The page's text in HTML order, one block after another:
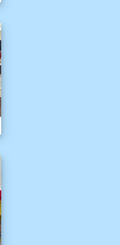
111伴讀媽媽教師節